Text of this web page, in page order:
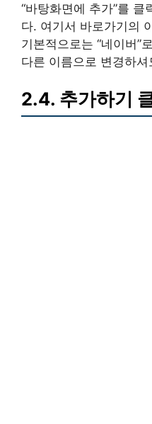
“바탕화면에 추가”를
다. 여기서 바로가기의
기본적으로는 “네이버”
다른 이름으로 변경하
2.4. 추가하기